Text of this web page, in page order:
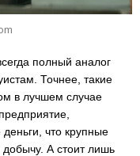
полный аналог
Точнее, такие
в лучшем случае
что крупные
А стоит лишь